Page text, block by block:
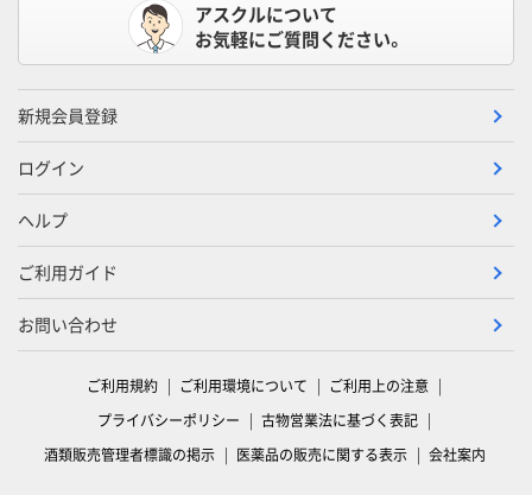
アスクルについて
お気軽にご質問ください。
新規会員登録
ログイン
ヘルプ
ご利用ガイド
お問い合わせ
ご利用規約 ご利用環境について
ご利用上の注意
プライバシーポリシー
古物営業法に基づく表記
酒類販売管理者標識の掲示
医薬品の販売に関する表示 会社案内